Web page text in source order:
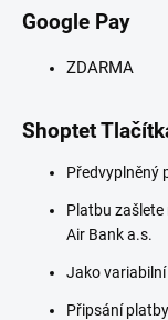
Google Pay
ZDARMA
Shoptet
Předvyplněný
Platbu
Air Bank a.s.
Jako
Připsání